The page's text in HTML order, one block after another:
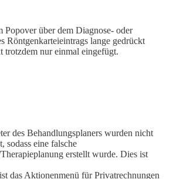
Popover über dem Diagnose- oder
Röntgenkarteieintrags lange gedrückt
trotzdem nur einmal eingefügt.
des Behandlungsplaners wurden nicht
sodass eine falsche
erstellt wurde. Dies ist
das Aktionenmenü für Privatrechnungen